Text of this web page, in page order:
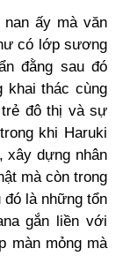
ấy mà văn
có lớp sương
đằng sau đó
khai thác cùng
đô thị và sự
khi Haruki
xây dựng nhân
mà còn trong
là những tổn
gắn liền với
màn mỏng mà